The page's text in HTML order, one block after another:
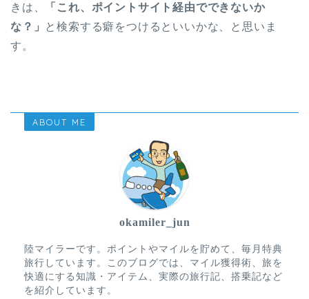
きは、
「これ、ポイントサイト経由でできないか
な？」
と検索する癖をつけるといいかな、と思いま
す。
ABOUT ME
okamiler_jun
陸マイラーです。ポイントやマイルを貯めて、毎月特典
旅行しています。このブログでは、マイル獲得術、旅を
快適にする知識・アイテム、実際の旅行記、搭乗記など
を紹介しています。